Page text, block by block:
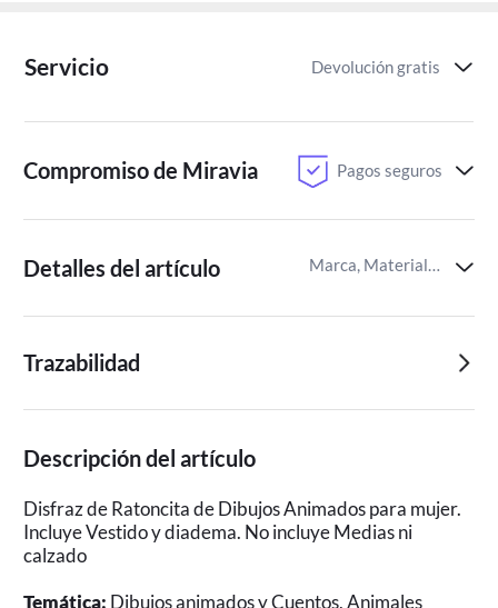
Servicio Devolución gratis
Compromiso de Miravia Pagos seguros
Detalles del artículo Marca, Material de confección,Instrucciones de Cuidado
Trazabilidad
Descripción del artículo
Disfraz de Ratoncita de Dibujos Animados para mujer.
Incluye Vestido y diadema. No incluye Medias ni
calzado
Temática: Dibujos animados y Cuentos, Animales